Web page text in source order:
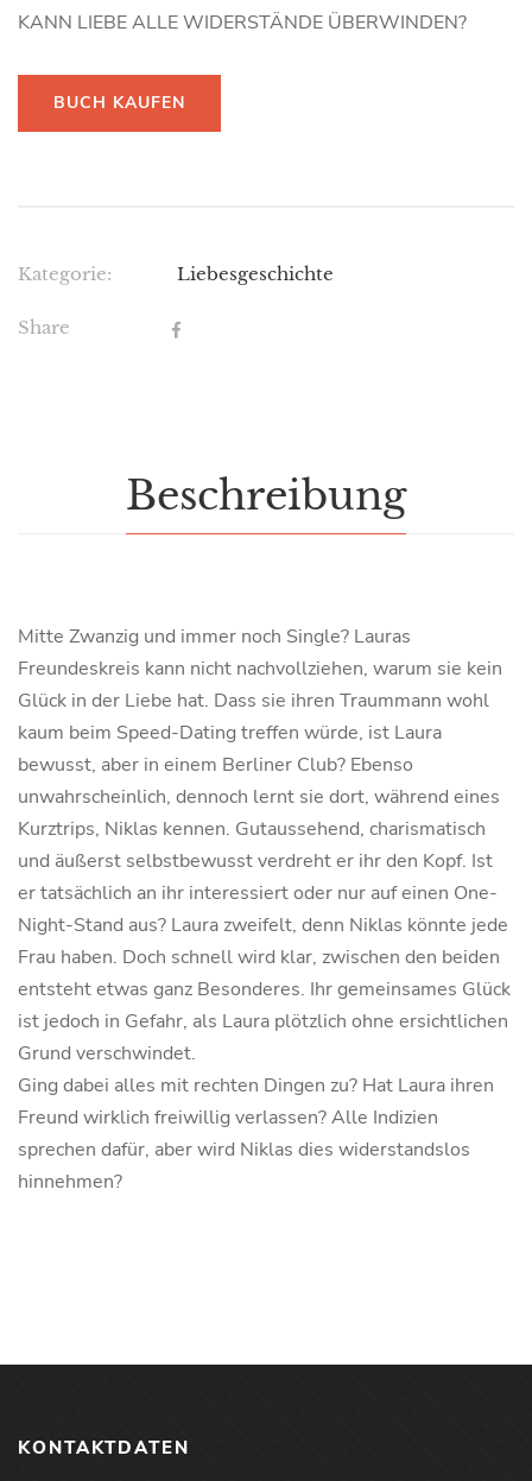
KANN LIEBE ALLE WIDERSTÄNDE ÜBERWINDEN?
BUCH KAUFEN
Kategorie: Liebesgeschichte
Share
Beschreibung
Mitte Zwanzig und immer noch Single? Lauras
Freundeskreis kann nicht nachvollziehen, warum sie kein
Glück in der Liebe hat. Dass sie ihren Traummann wohl
kaum beim Speed-Dating treffen würde, ist Laura
bewusst, aber in einem Berliner Club? Ebenso
unwahrscheinlich, dennoch lernt sie dort, während eines
Kurztrips, Niklas kennen. Gutaussehend, charismatisch
und äußerst selbstbewusst verdreht er ihr den Kopf. Ist
er tatsächlich an ihr interessiert oder nur auf einen One-
Night-Stand aus? Laura zweifelt, denn Niklas könnte jede
Frau haben. Doch schnell wird klar, zwischen den beiden
entsteht etwas ganz Besonderes. Ihr gemeinsames Glück
ist jedoch in Gefahr, als Laura plötzlich ohne ersichtlichen
Grund verschwindet.
Ging dabei alles mit rechten Dingen zu? Hat Laura ihren
Freund wirklich freiwillig verlassen? Alle Indizien
sprechen dafür, aber wird Niklas dies widerstandslos
hinnehmen?
KONTAKTDATEN